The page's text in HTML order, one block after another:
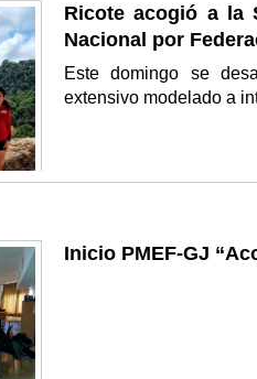
Ricote acogió a la
Nacional por
Este domingo se
extensivo modelado a
Inicio PMEF-GJ